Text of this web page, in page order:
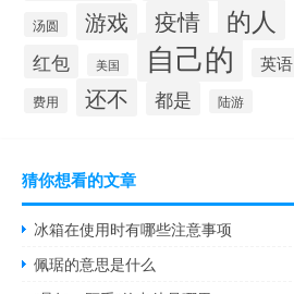
汤圆 游戏 疫情 的人
红包
美国 自己的 英语
费用 还不 都是 陆游
猜你想看的文章
冰箱在使用时有哪些注意事项
佩琚的意思是什么